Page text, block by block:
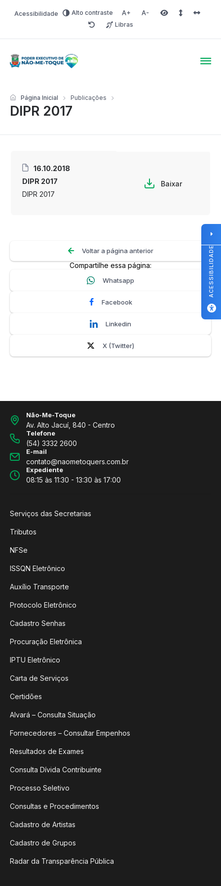
Acessibilidade Alto contraste Aumentar fonte
Diminuir fonteÁrea selecionada
Espaço
RedefinirLibras
DIPR 2017
Página Inicial Publicações
16.10.2018
DIPR 2017
DIPR 2017
Baixar
Voltar a página anterior
Compartilhe essa página:
Whatsapp
Facebook
Linkedin
X (Twitter)
Não-Me-Toque
Av. Alto Jacuí, 840 - Centro
Telefone
(54) 3332 2600
E-mail
contato@naometoquers.com.br
Expediente
08:15 às 11:30 - 13:30 às 17:00
Serviços das Secretarias
Tributos
NFSe
ISSQN Eletrônico
Auxílio Transporte
Protocolo Eletrônico
Cadastro Senhas
Procuração Eletrônica
IPTU Eletrônico
Carta de Serviços
Certidões
Alvará – Consulta Situação
Fornecedores – Consultar Empenhos
Resultados de Exames
Consulta Dívida Contribuinte
Processo Seletivo
Consultas e Procedimentos
Cadastro de Artistas
Cadastro de Grupos
Radar da Transparência Pública
ACESSIBILIDADE